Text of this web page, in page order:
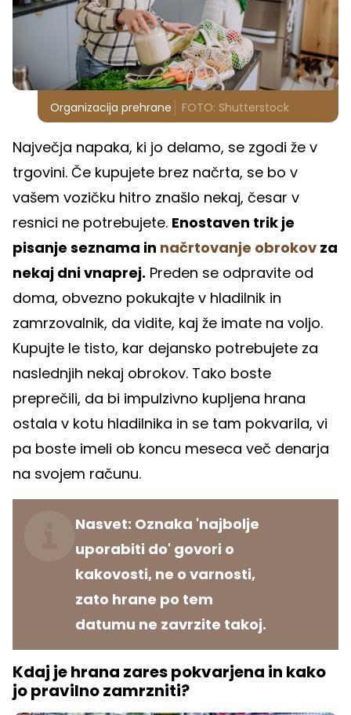
Organizacija prehrane FOTO: Shutterstock
Največja napaka, ki jo delamo, se zgodi že v
trgovini. Če kupujete brez načrta, se bo v
vašem vozičku hitro znašlo nekaj, česar v
resnici ne potrebujete. Enostaven trik je
pisanje seznama in načrtovanje obrokov za
nekaj dni vnaprej. Preden se odpravite od
doma, obvezno pokukajte v hladilnik in
zamrzovalnik, da vidite, kaj že imate na voljo.
Kupujte le tisto, kar dejansko potrebujete za
naslednjih nekaj obrokov. Tako boste
preprečili, da bi impulzivno kupljena hrana
ostala v kotu hladilnika in se tam pokvarila, vi
pa boste imeli ob koncu meseca več denarja
na svojem računu.
Nasvet: Oznaka 'najbolje
uporabiti do' govori o
kakovosti, ne o varnosti,
zato hrane po tem
datumu ne zavrzite takoj.
Kdaj je hrana zares pokvarjena in kako
jo pravilno zamrzniti?